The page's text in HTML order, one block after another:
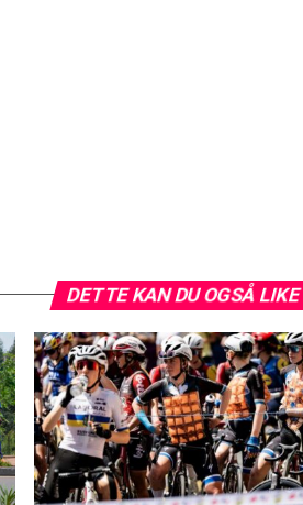
DETTE KAN DU OGSÅ LIKE